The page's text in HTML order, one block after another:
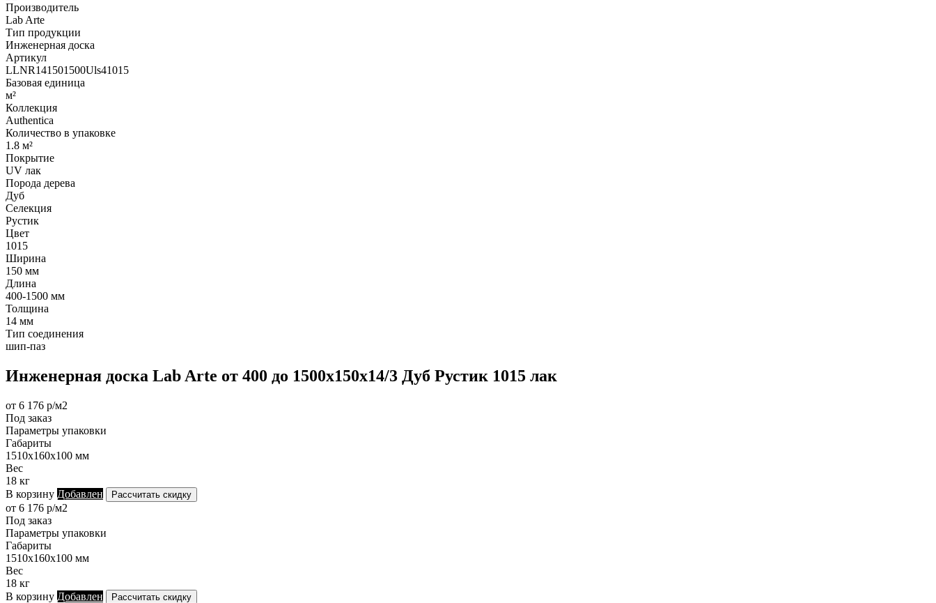
Производитель
Lab Arte
Тип продукции
Инженерная доска
Артикул
LLNR141501500Uls41015
Базовая единица
м²
Коллекция
Authentica
Количество в упаковке
1.8 м²
Покрытие
UV лак
Порода дерева
Дуб
Селекция
Рустик
Цвет
1015
Ширина
150 мм
Длина
400-1500 мм
Толщина
14 мм
Тип соединения
шип-паз
Инженерная доска Lab Arte от 400 до 1500х150х14/3 Дуб Рустик 1015 лак
от 6 176 р/м2
Под заказ
Параметры упаковки
Габариты
1510х160х100 мм
Вес
18 кг
В корзину Добавлен Рассчитать скидку
от 6 176 р/м2
Под заказ
Параметры упаковки
Габариты
1510х160х100 мм
Вес
18 кг
В корзину Добавлен Рассчитать скидку